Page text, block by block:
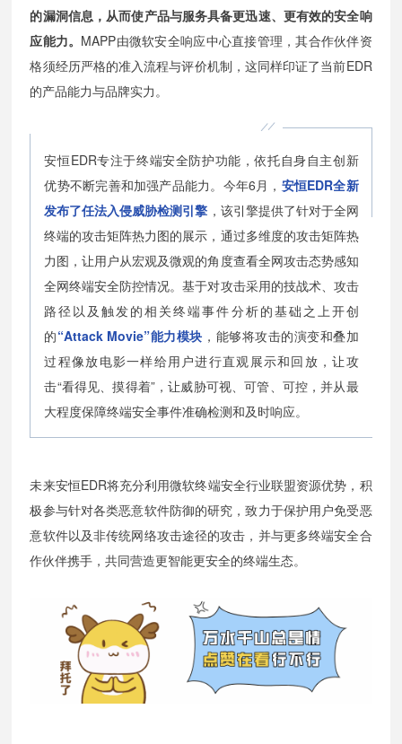
的漏洞信息，从而使产品与服务具备更迅速、更有效的安全响
应能力。 MAPP由微软安全响应中心直接管理，其合作伙伴资
格须经历严格的准入流程与评价机制，这同样印证了当前EDR
的产品能力与品牌实力。
安恒EDR专注于终端安全防护功能，依托自身自主创新
优势不断完善和加强产品能力。今年6月， 安恒EDR全新
发布了任法入侵威胁检测引擎 ，该引擎提供了针对于全网
终端的攻击矩阵热力图的展示，通过多维度的攻击矩阵热
力图，让用户从宏观及微观的角度查看全网攻击态势感知
全网终端安全防控情况。基于对攻击采用的技战术、攻击
路径以及触发的相关终端事件分析的基础之上开创
的“Attack Movie”能力模块 ，能够将攻击的演变和叠加
过程像放电影一样给用户进行直观展示和回放，让攻
击“看得见、摸得着”，让威胁可视、可管、可控，并从最
大程度保障终端安全事件准确检测和及时响应。
未来安恒EDR将充分利用微软终端安全行业联盟资源优势，积
极参与针对各类恶意软件防御的研究，致力于保护用户免受恶
意软件以及非传统网络攻击途径的攻击，并与更多终端安全合
作伙伴携手，共同营造更智能更安全的终端生态。